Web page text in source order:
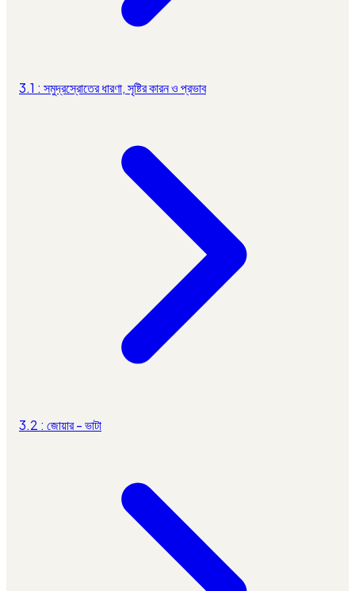
3.1 : সমুদ্রস্রোতের ধারণা, সৃষ্টির কারন ও প্রভাব
3.2 : জোয়ার - ভাটা